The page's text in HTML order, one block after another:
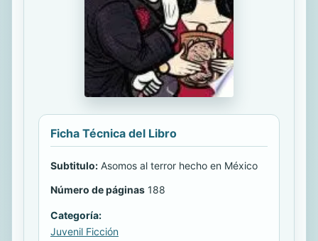
Ficha Técnica del Libro
Subtitulo: Asomos al terror hecho en México
Número de páginas 188
Categoría:
Juvenil Ficción